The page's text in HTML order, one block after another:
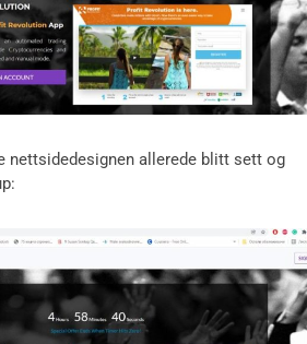
nettsidedesignen allerede blitt sett og